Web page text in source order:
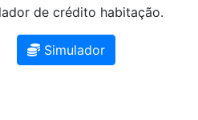
de crédito habitação.
Simulador